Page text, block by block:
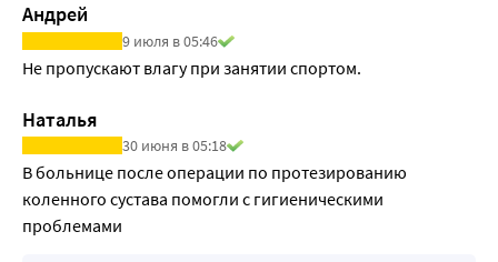
Андрей
9 июля в 05:46
Не пропускают влагу при занятии спортом.
Наталья
30 июня в 05:18
В больнице после операции по протезированию
коленного сустава помогли с гигиеническими
проблемами